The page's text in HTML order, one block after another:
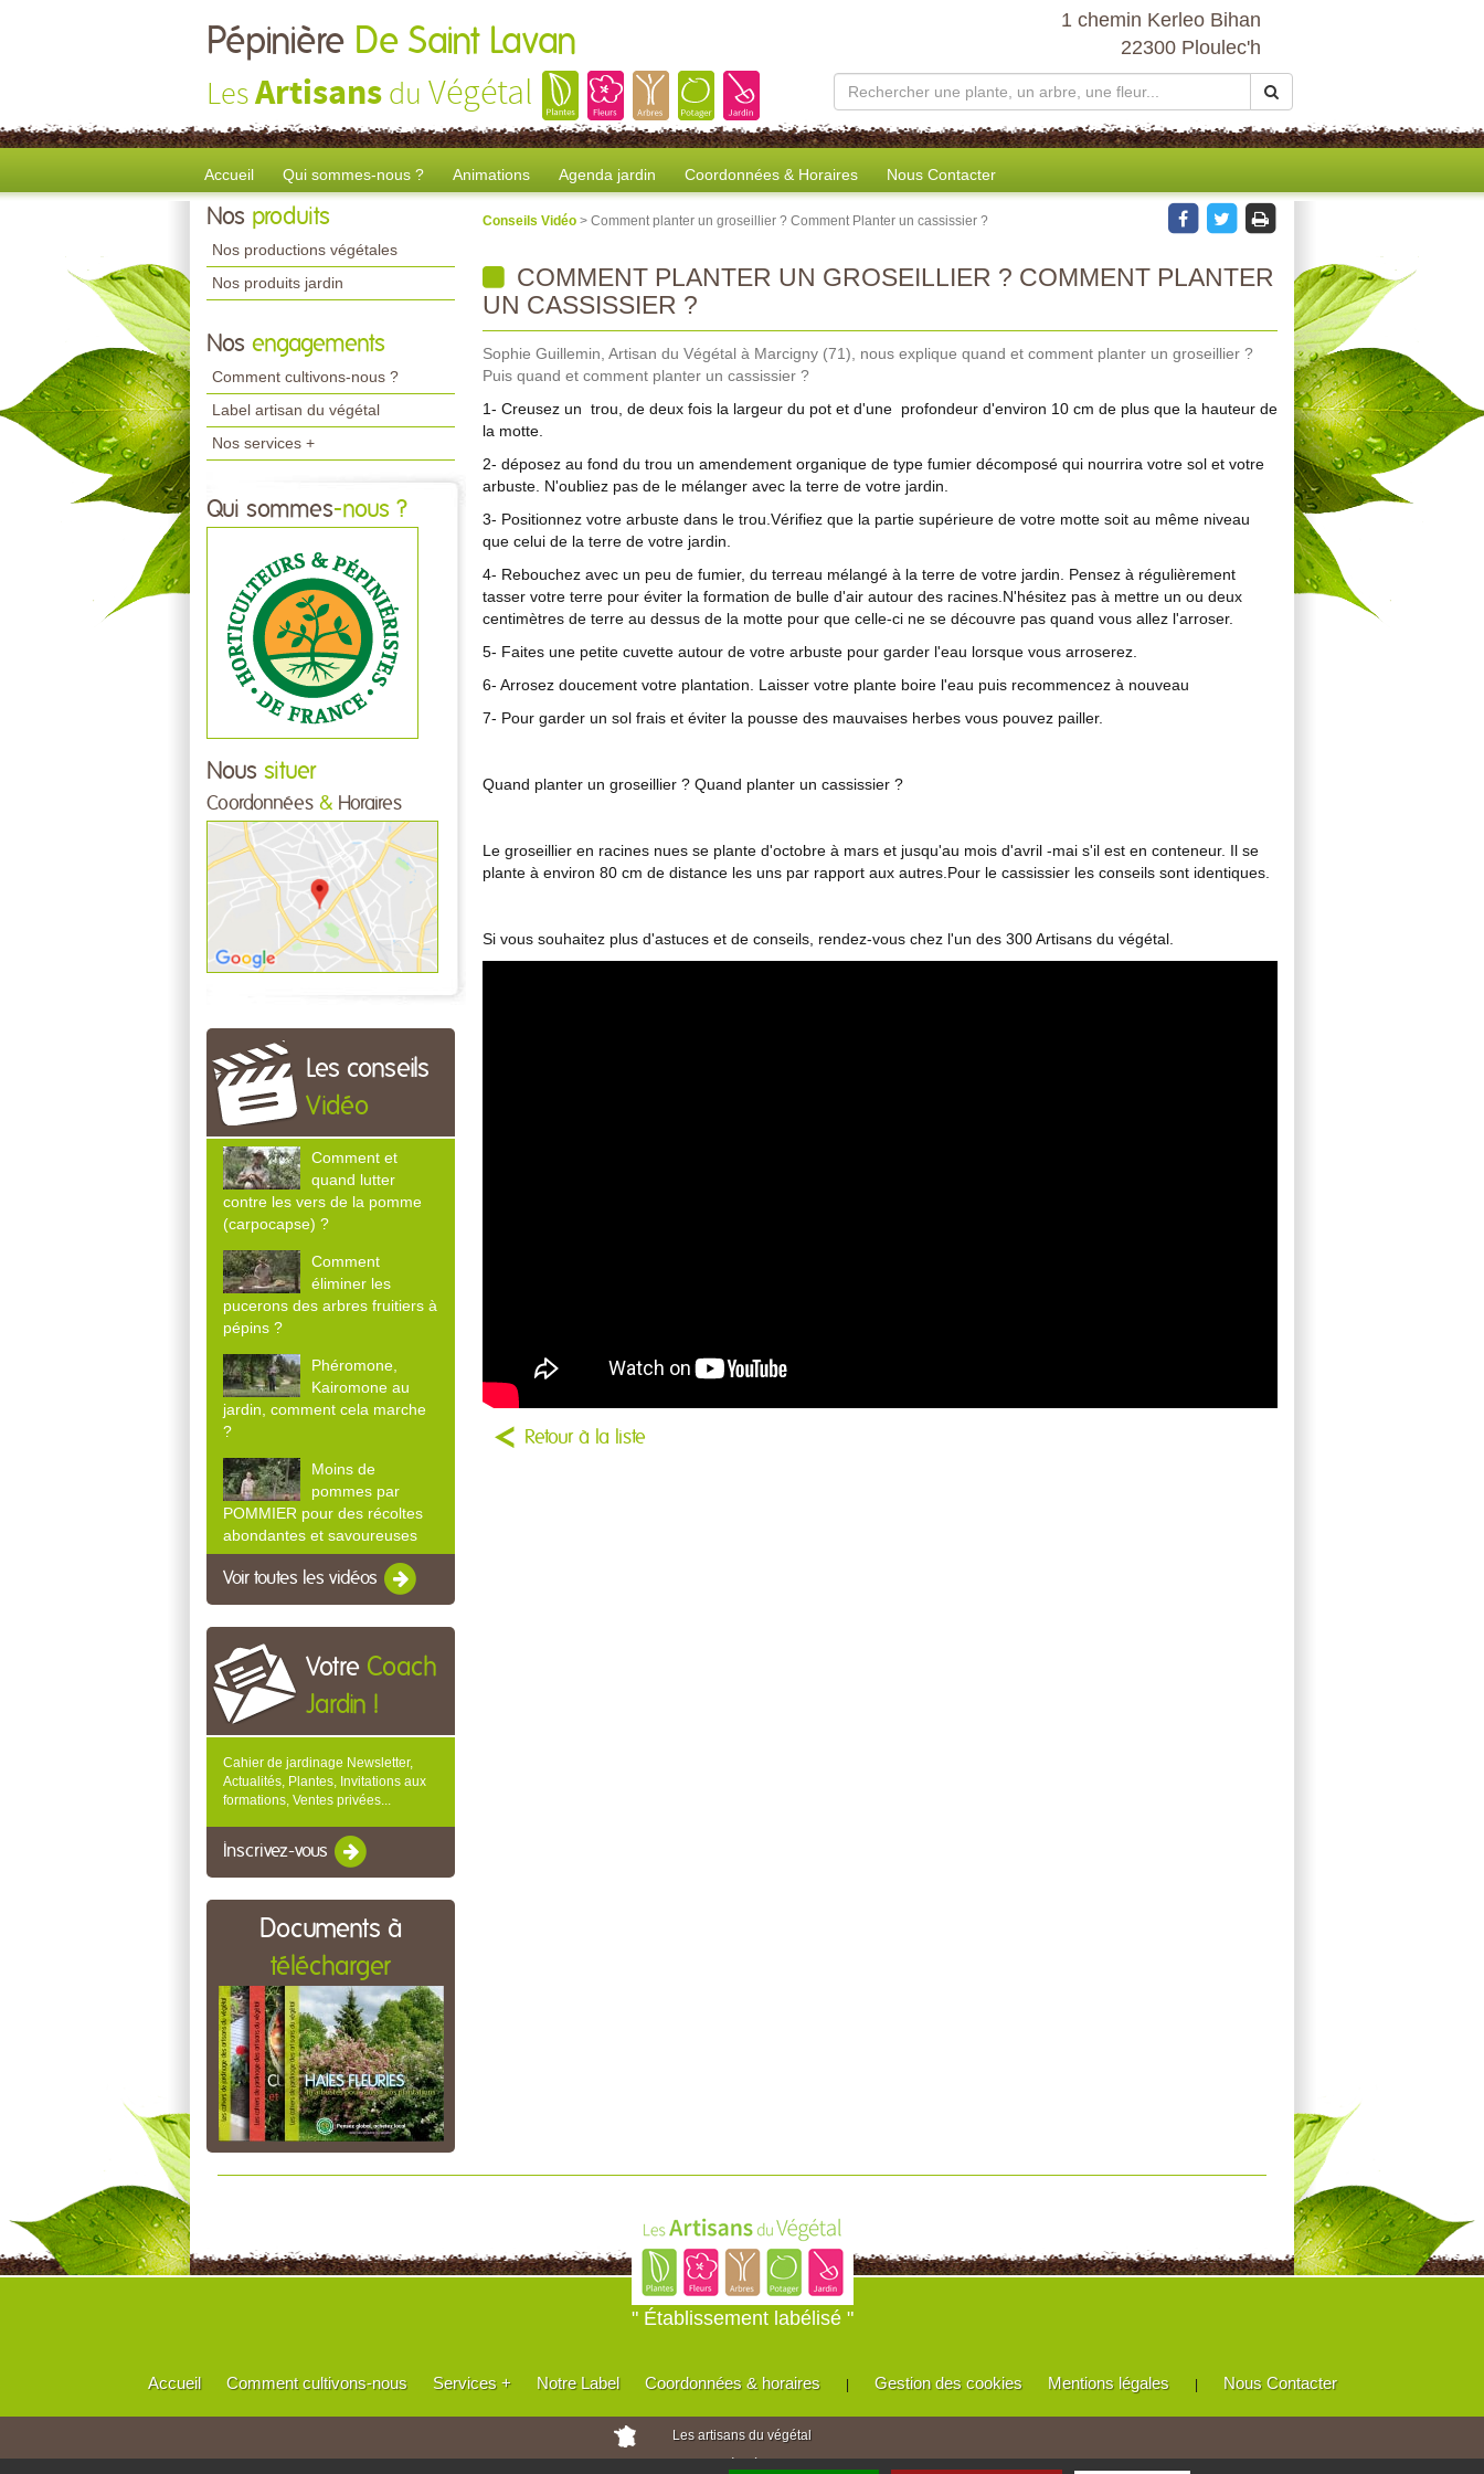
Pépinière De Saint Lavan
LesArtisans du Végétal
1 chemin Kerleo Bihan
22300 Ploulec'h
Accueil Qui sommes-nous ? Animations Agenda jardin Coordonnées & Horaires Nous Contacter
Nos produits
Nos productions végétales
Nos produits jardin
Nos engagements
Comment cultivons-nous ?
Label artisan du végétal
Nos services +
Qui sommes-nous ?
Nous situer
Coordonnées & Horaires
Les conseils
Vidéo
Comment et
quand lutter
contre les vers de la pomme
(carpocapse) ?
Comment
éliminer les
pucerons des arbres fruitiers à
pépins ?
Phéromone,
Kairomone au
jardin, comment cela marche
?
Moins de
pommes par
POMMIER pour des récoltes
abondantes et savoureuses
Voir toutes les vidéos
Votre Coach
Jardin !
Cahier de jardinage Newsletter,
Actualités, Plantes, Invitations aux
formations, Ventes privées...
Inscrivez-vous
Documents à
télécharger
Conseils Vidéo > Comment planter un groseillier ? Comment Planter un cassissier ?
COMMENT PLANTER UN GROSEILLIER ? COMMENT PLANTER
UN CASSISSIER ?
Sophie Guillemin, Artisan du Végétal à Marcigny (71), nous explique quand et comment planter un groseillier ?
Puis quand et comment planter un cassissier ?
1- Creusez un trou, de deux fois la largeur du pot et d'une profondeur d'environ 10 cm de plus que la hauteur de
la motte.
2- déposez au fond du trou un amendement organique de type fumier décomposé qui nourrira votre sol et votre
arbuste. N'oubliez pas de le mélanger avec la terre de votre jardin.
3- Positionnez votre arbuste dans le trou.Vérifiez que la partie supérieure de votre motte soit au même niveau
que celui de la terre de votre jardin.
4- Rebouchez avec un peu de fumier, du terreau mélangé à la terre de votre jardin. Pensez à régulièrement
tasser votre terre pour éviter la formation de bulle d'air autour des racines.N'hésitez pas à mettre un ou deux
centimètres de terre au dessus de la motte pour que celle-ci ne se découvre pas quand vous allez l'arroser.
5- Faites une petite cuvette autour de votre arbuste pour garder l'eau lorsque vous arroserez.
6- Arrosez doucement votre plantation. Laisser votre plante boire l'eau puis recommencez à nouveau
7- Pour garder un sol frais et éviter la pousse des mauvaises herbes vous pouvez pailler.
Quand planter un groseillier ? Quand planter un cassissier ?
Le groseillier en racines nues se plante d'octobre à mars et jusqu'au mois d'avril -mai s'il est en conteneur. Il se
plante à environ 80 cm de distance les uns par rapport aux autres.Pour le cassissier les conseils sont identiques.
Si vous souhaitez plus d'astuces et de conseils, rendez-vous chez l'un des 300 Artisans du végétal.
Retour à la liste
" Établissement labélisé "
Accueil Comment cultivons-nous Services + Notre Label Coordonnées & horaires | Gestion des cookies Mentions légales | Nous Contacter
Les artisans du végétal
Horticulteurs et pépinièristes de France